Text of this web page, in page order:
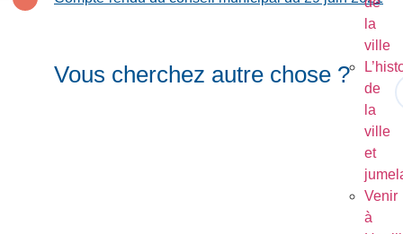
la
ville
de
la
ville
et
Venir
à
Vous cherchez autre chose ?